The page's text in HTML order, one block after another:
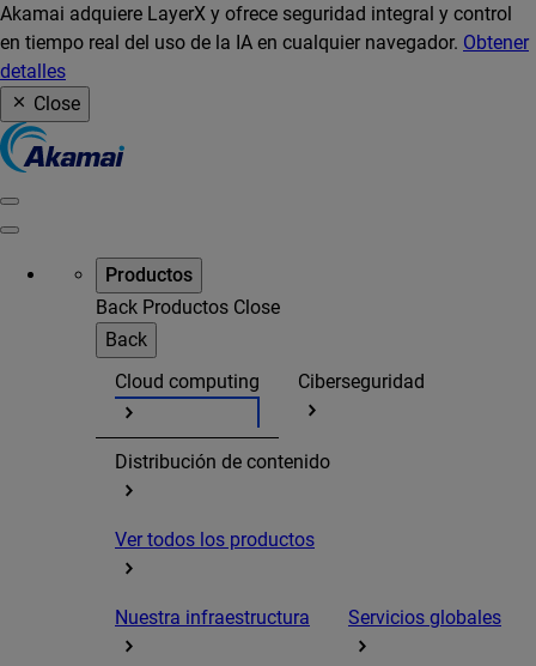
Akamai adquiere LayerX y ofrece seguridad integral y control
en tiempo real del uso de la IA en cualquier navegador. Obtener
detalles
Close
Productos
Back Productos Close
Back
Cloud computing
Ciberseguridad
Distribución de contenido
Ver todos los productos
Nuestra infraestructura Servicios globales